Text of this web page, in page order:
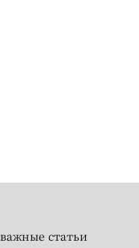
статьи